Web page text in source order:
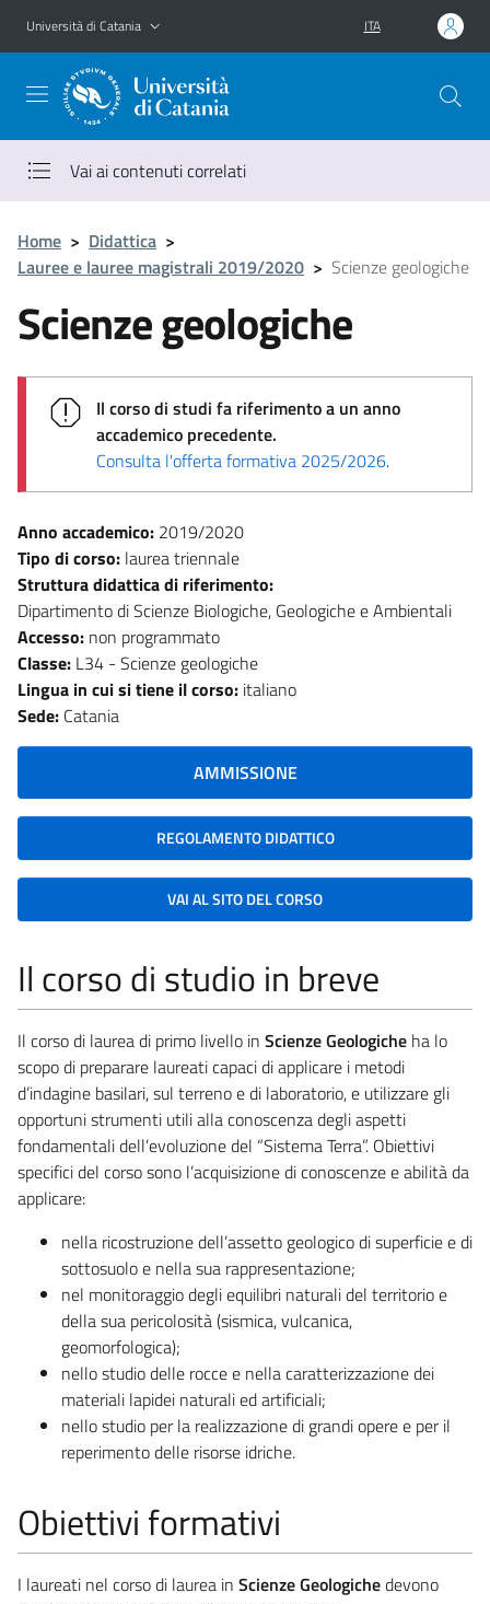
Vai al contenuto principale
Vai al menu di navigazione
Università di Catania ITA
Vai ai contenuti correlati
Home > Didattica >
Lauree e lauree magistrali 2019/2020 > Scienze geologiche
Scienze geologiche
Il corso di studi fa riferimento a un anno
accademico precedente.
Consulta l'offerta formativa 2025/2026.
Anno accademico: 2019/2020
Tipo di corso: laurea triennale
Struttura didattica di riferimento:
Dipartimento di Scienze Biologiche, Geologiche e Ambientali
Accesso: non programmato
Classe: L34 - Scienze geologiche
Lingua in cui si tiene il corso: italiano
Sede: Catania
AMMISSIONE
REGOLAMENTO DIDATTICO
VAI AL SITO DEL CORSO
Il corso di studio in breve
Il corso di laurea di primo livello in Scienze Geologiche ha lo
scopo di preparare laureati capaci di applicare i metodi
d’indagine basilari, sul terreno e di laboratorio, e utilizzare gli
opportuni strumenti utili alla conoscenza degli aspetti
fondamentali dell’evoluzione del “Sistema Terra”. Obiettivi
specifici del corso sono l’acquisizione di conoscenze e abilità da
applicare:
nella ricostruzione dell’assetto geologico di superficie e di
sottosuolo e nella sua rappresentazione;
nel monitoraggio degli equilibri naturali del territorio e
della sua pericolosità (sismica, vulcanica,
geomorfologica);
nello studio delle rocce e nella caratterizzazione dei
materiali lapidei naturali ed artificiali;
nello studio per la realizzazione di grandi opere e per il
reperimento delle risorse idriche.
Obiettivi formativi
I laureati nel corso di laurea in Scienze Geologichedevono